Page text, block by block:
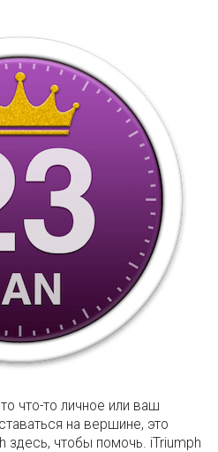
что-то личное или ваш
на вершине, это
здесь, чтобы помочь. iTriumph